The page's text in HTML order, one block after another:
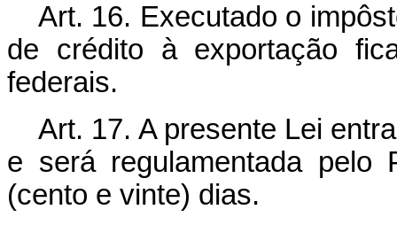
Art. 16. Executado o
de crédito à exportação
federais.
Art. 17. A presente Lei
e será regulamentada pelo
(cento e vinte) dias.